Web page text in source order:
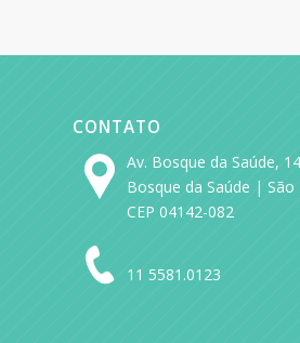
CONTATO
Av. Bosque da Saúde,
Bosque da Saúde | São
CEP 04142-082
11 5581.0123